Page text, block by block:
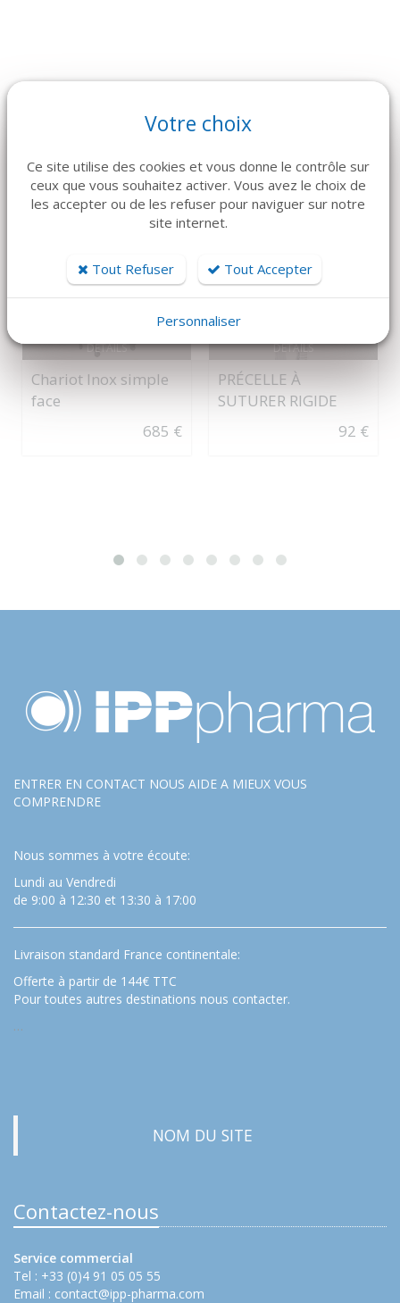
DÉTAILS
Chariot Inox simple
face
685 €
DÉTAILS
PRÉCELLE À
SUTURER RIGIDE
92 €
ENTRER EN CONTACT NOUS AIDE A MIEUX VOUS
COMPRENDRE
Nous sommes à votre écoute:
Lundi au Vendredi
de 9:00 à 12:30 et 13:30 à 17:00
Livraison standard France continentale:
Offerte à partir de 144€ TTC
Pour toutes autres destinations nous contacter.
…
NOM DU SITE
Contactez-nous
Service commercial
Tel : +33 (0)4 91 05 05 55
Email : contact@ipp-pharma.com
Votre choix
Ce site utilise des cookies et vous donne le contrôle sur
ceux que vous souhaitez activer. Vous avez le choix de
les accepter ou de les refuser pour naviguer sur notre
site internet.
Tout Refuser Tout Accepter
Personnaliser